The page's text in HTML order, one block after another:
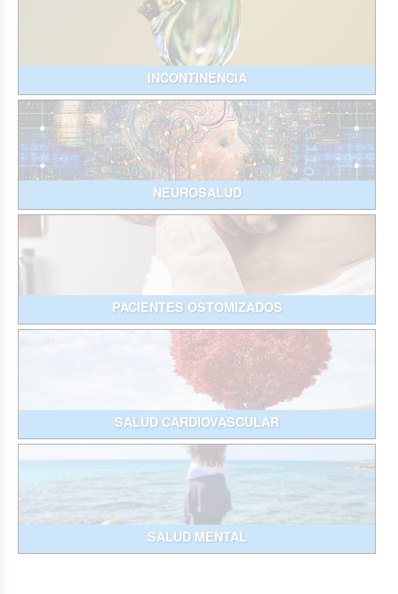
INCONTINENCIA
NEUROSALUD
PACIENTES OSTOMIZADOS
SALUD CARDIOVASCULAR
SALUD MENTAL